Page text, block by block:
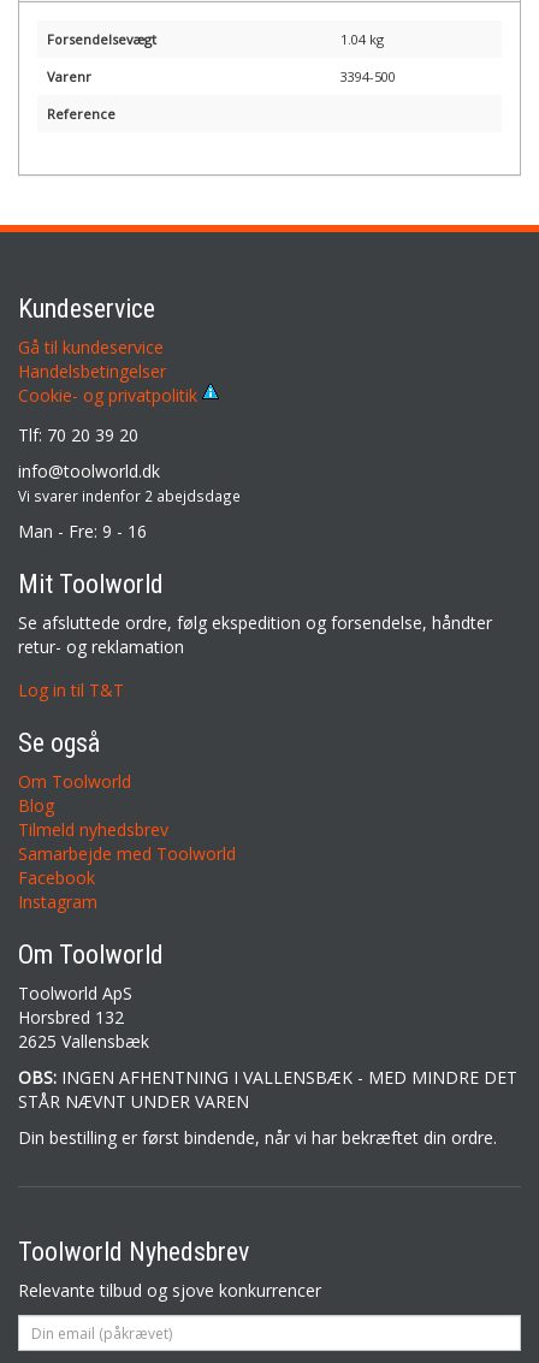
Forsendelsevægt 1.04 kg
Varenr 3394-500
Reference
Kundeservice
Gå til kundeservice
Handelsbetingelser
Cookie- og privatpolitik
Tlf: 70 20 39 20
info@toolworld.dk
Vi svarer indenfor 2 abejdsdage
Man - Fre: 9 - 16
Mit Toolworld
Se afsluttede ordre, følg ekspedition og forsendelse, håndter
retur- og reklamation
Log in til T&T
Se også
Om Toolworld
Blog
Tilmeld nyhedsbrev
Samarbejde med Toolworld
Facebook
Instagram
Om Toolworld
Toolworld ApS
Horsbred 132
2625 Vallensbæk
OBS: INGEN AFHENTNING I VALLENSBÆK - MED MINDRE DET
STÅR NÆVNT UNDER VAREN
Din bestilling er først bindende, når vi har bekræftet din ordre.
Toolworld Nyhedsbrev
Relevante tilbud og sjove konkurrencer